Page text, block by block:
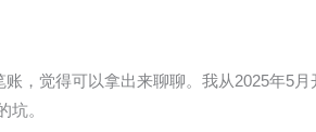
，觉得可以拿出来聊聊。我从2025年5月
。